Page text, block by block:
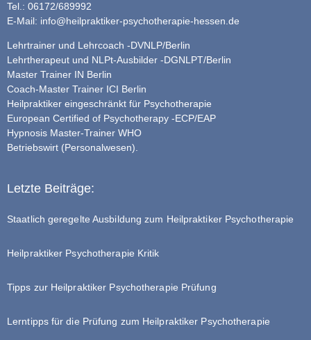
Tel.: 06172/689992
E-Mail: info@heilpraktiker-psychotherapie-hessen.de
Lehrtrainer und Lehrcoach -DVNLP/Berlin
Lehrtherapeut und NLPt-Ausbilder -DGNLPT/Berlin
Master Trainer IN Berlin
Coach-Master Trainer ICI Berlin
Heilpraktiker eingeschränkt für Psychotherapie
European Certified of Psychotherapy -ECP/EAP
Hypnosis Master-Trainer WHO
Betriebswirt (Personalwesen).
Letzte Beiträge:
Staatlich geregelte Ausbildung zum Heilpraktiker Psychotherapie
Heilpraktiker Psychotherapie Kritik
Tipps zur Heilpraktiker Psychotherapie Prüfung
Lerntipps für die Prüfung zum Heilpraktiker Psychotherapie